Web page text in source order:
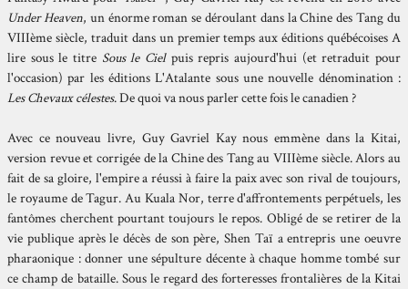
Under Heaven, un énorme roman se déroulant dans la Chine des Tang du
VIIIème siècle, traduit dans un premier temps aux éditions québécoises A
lire sous le titre Sous le Cielpuis repris aujourd'hui (et retraduit pour
l'occasion) par les éditions L'Atalante sous une nouvelle dénomination :
Les Chevaux célestes. De quoi va nous parler cette fois le canadien ?
Avec ce nouveau livre, Guy Gavriel Kay nous emmène dans la Kitai,
version revue et corrigée de la Chine des Tang au VIIIème siècle. Alors au
fait de sa gloire, l'empire a réussi à faire la paix avec son rival de toujours,
le royaume de Tagur. Au Kuala Nor, terre d'affrontements perpétuels, les
fantômes cherchent pourtant toujours le repos. Obligé de se retirer de la
vie publique après le décès de son père, Shen Taï a entrepris une oeuvre
pharaonique : donner une sépulture décente à chaque homme tombé sur
ce champ de bataille. Sous le regard des forteresses frontalières de la Kitai